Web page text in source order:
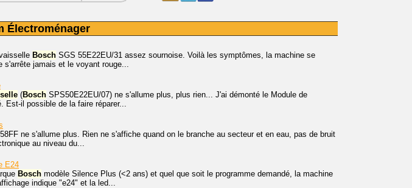
Électroménager
Bosch SGS 55E22EU/31 assez sournoise. Voilà les symptômes, la machine se
s'arrête jamais et le voyant rouge...
(Bosch SPS50E22EU/07) ne s'allume plus, plus rien... J'ai démonté le Module de
Est-il possible de la faire réparer...
ne s'allume plus. Rien ne s'affiche quand on le branche au secteur et en eau, pas de bruit
au niveau du...
E24
Bosch modèle Silence Plus (<2 ans) et quel que soit le programme demandé, la machine
indique "e24" et la led...